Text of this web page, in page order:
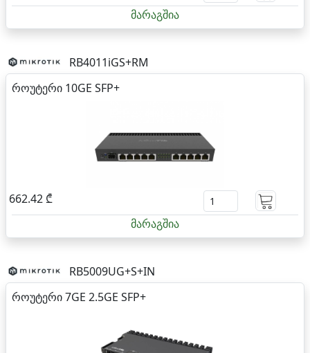
მარაგშია
RB4011iGS+RM
როუტერი 10GE SFP+
662.42 ₾
მარაგშია
RB5009UG+S+IN
როუტერი 7GE 2.5GE SFP+